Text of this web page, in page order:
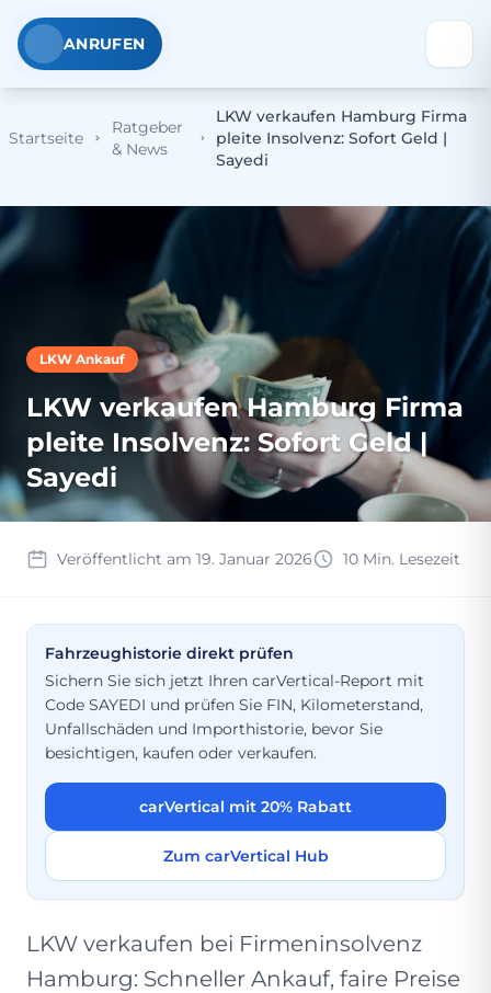
ANRUFEN
Startseite
Ratgeber
& News
LKW verkaufen Hamburg Firma
pleite Insolvenz: Sofort Geld |
Sayedi
LKW Ankauf
LKW verkaufen Hamburg Firma
pleite Insolvenz: Sofort Geld |
Sayedi
Veröffentlicht am 19. Januar 2026 10 Min. Lesezeit
Fahrzeughistorie direkt prüfen
Sichern Sie sich jetzt Ihren carVertical-Report mit
Code SAYEDI und prüfen Sie FIN, Kilometerstand,
Unfallschäden und Importhistorie, bevor Sie
besichtigen, kaufen oder verkaufen.
carVertical mit 20% Rabatt
Zum carVertical Hub
LKW verkaufen bei Firmeninsolvenz
Hamburg: Schneller Ankauf, faire Preise